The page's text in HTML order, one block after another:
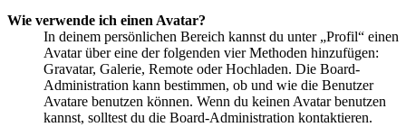
Wie verwende ich einen Avatar?
In deinem persönlichen Bereich kannst du unter „Profil“ einen
Avatar über eine der folgenden vier Methoden hinzufügen:
Gravatar, Galerie, Remote oder Hochladen. Die Board-
Administration kann bestimmen, ob und wie die Benutzer
Avatare benutzen können. Wenn du keinen Avatar benutzen
kannst, solltest du die Board-Administration kontaktieren.